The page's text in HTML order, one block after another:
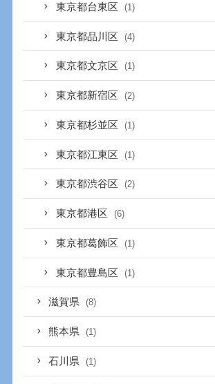
東京都台東区 (1)
東京都品川区 (4)
東京都文京区 (1)
東京都新宿区 (2)
東京都杉並区 (1)
東京都江東区 (1)
東京都渋谷区 (2)
東京都港区 (6)
東京都葛飾区 (1)
東京都豊島区 (1)
滋賀県 (8)
熊本県 (1)
石川県 (1)